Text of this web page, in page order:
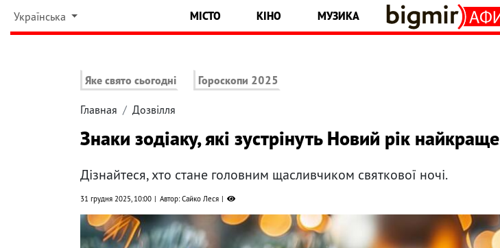
Українська МІСТО КІНО МУЗИКА
Яке свято сьогодні Гороскопи 2025
Главная Дозвілля
Знаки зодіаку, які зустрінуть Новий рік найкраще
Дізнайтеся, хто стане головним щасливчиком святкової ночі.
31 грудня 2025, 10:00 Автор: Сайко Леся